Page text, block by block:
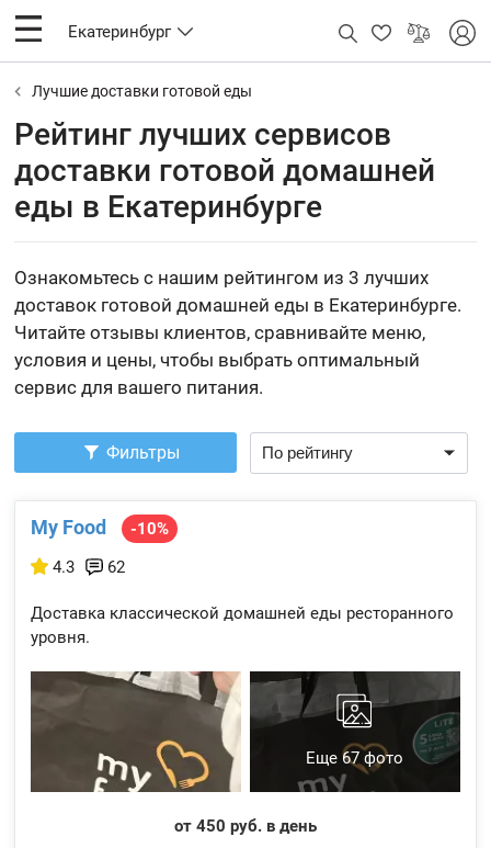
Екатеринбург
Лучшие доставки готовой еды
Рейтинг лучших сервисов
доставки готовой домашней
еды в Екатеринбурге
Ознакомьтесь с нашим рейтингом из 3 лучших
доставок готовой домашней еды в Екатеринбурге.
Читайте отзывы клиентов, сравнивайте меню,
условия и цены, чтобы выбрать оптимальный
сервис для вашего питания.
Фильтры
My Food
-10%
4.3
62
Доставка классической домашней еды ресторанного
уровня.
Еще 67 фото
от 450 руб. в день